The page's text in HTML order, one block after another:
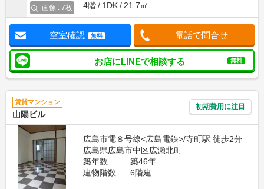
画像 : 7枚
4階
1DK 21.7㎡
空室確認 無料 電話で問合せ
お店にLINEで相談する 無料
賃貸マンション
山陽ビル
初期費用に注目
広島市電８号線<広島電鉄>/寺町駅 徒歩2分
広島県広島市中区広瀬北町
築年数
築46年
建物階数
6階建